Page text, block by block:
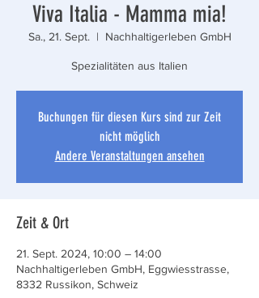
Viva Italia - Mamma mia!
Sa., 21. Sept.
  |
Nachhaltigerleben GmbH
Spezialitäten aus Italien
Buchungen für diesen Kurs sind zur Zeit
nicht möglich
Andere Veranstaltungen ansehen
Zeit & Ort
21. Sept. 2024, 10:00 – 14:00
Nachhaltigerleben GmbH, Eggwiesstrasse,
8332 Russikon, Schweiz